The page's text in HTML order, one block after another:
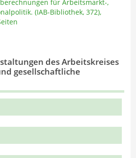
für Arbeitsmarkt-,
(IAB-Bibliothek, 372),
des Arbeitskreises
gesellschaftliche